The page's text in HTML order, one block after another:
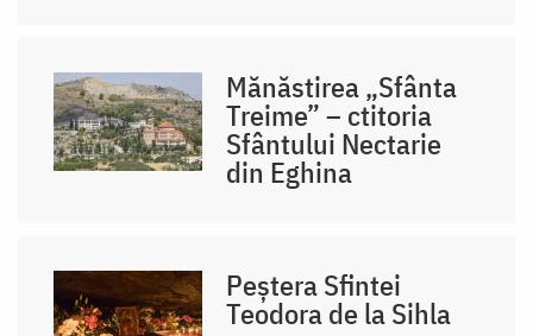
Mănăstirea „Sfânta
Treime” – ctitoria
Sfântului Nectarie
din Eghina
Peștera Sfintei
Teodora de la Sihla